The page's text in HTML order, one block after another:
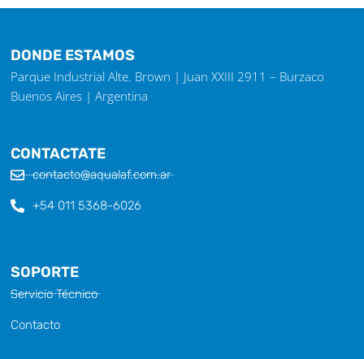
DONDE ESTAMOS
Parque Industrial Alte. Brown | Juan XXIII 2911 – Burzaco
Buenos Aires | Argentina
CONTACTATE
contacto@aqualaf.com.ar
+54 011 5368-6026
SOPORTE
Servicio Técnico
Contacto